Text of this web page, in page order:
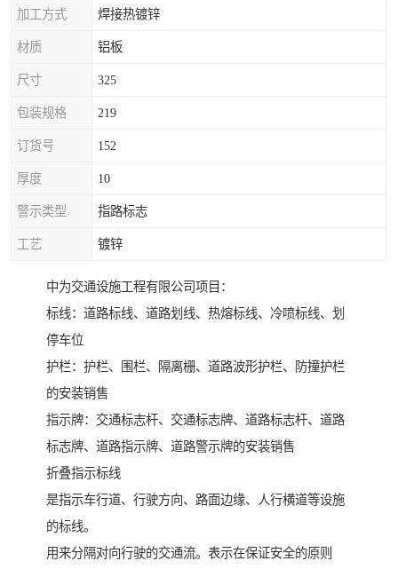
加工方式 焊接热镀锌
材质 铝板
尺寸 325
包装规格 219
订货号 152
厚度 10
警示类型 指路标志
工艺 镀锌
中为交通设施工程有限公司项目：
标线：道路标线、道路划线、热熔标线、冷喷标线、划
停车位
护栏：护栏、围栏、隔离栅、道路波形护栏、防撞护栏
的安装销售
指示牌：交通标志杆、交通标志牌、道路标志杆、道路
标志牌、道路指示牌、道路警示牌的安装销售
折叠指示标线
是指示车行道、行驶方向、路面边缘、人行横道等设施
的标线。
用来分隔对向行驶的交通流。表示在保证安全的原则